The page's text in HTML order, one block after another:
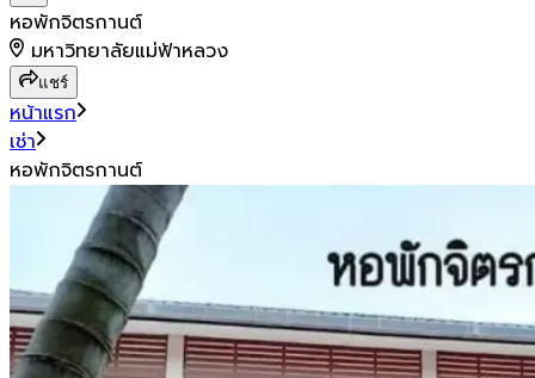
หอพักจิตรกานต์
มหาวิทยาลัยแม่ฟ้าหลวง
แชร์
หน้าแรก
เช่า
หอพักจิตรกานต์